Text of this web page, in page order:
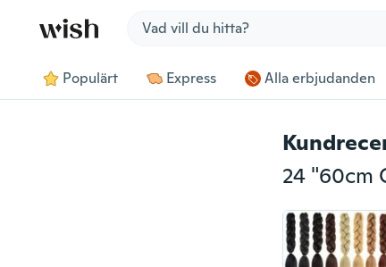
Populärt Express Alla erbjudanden